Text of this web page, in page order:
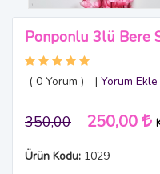
Ponponlu 3lü Bere
( 0 Yorum ) | Yorum Ekle
350,00 250,00
Ürün Kodu: 1029